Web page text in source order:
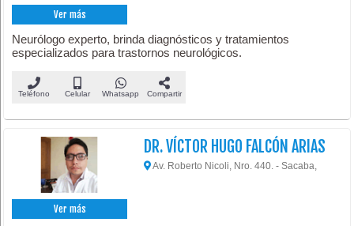
Ver más
Neurólogo experto, brinda diagnósticos y tratamientos
especializados para trastornos neurológicos.
Teléfono Celular Whatsapp Compartir
Ver más
DR. VÍCTOR HUGO FALCÓN ARIAS
Av. Roberto Nicoli, Nro. 440. - Sacaba,